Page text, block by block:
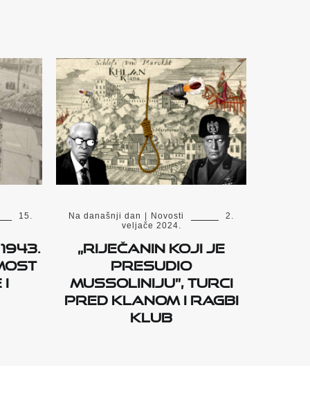
15.
i
Na današnji dan Novosti
2.
veljače 2024.
„Riječanin koji je
presudio
Mussoliniju”, Turci
pred Klanom i ragbi
klub